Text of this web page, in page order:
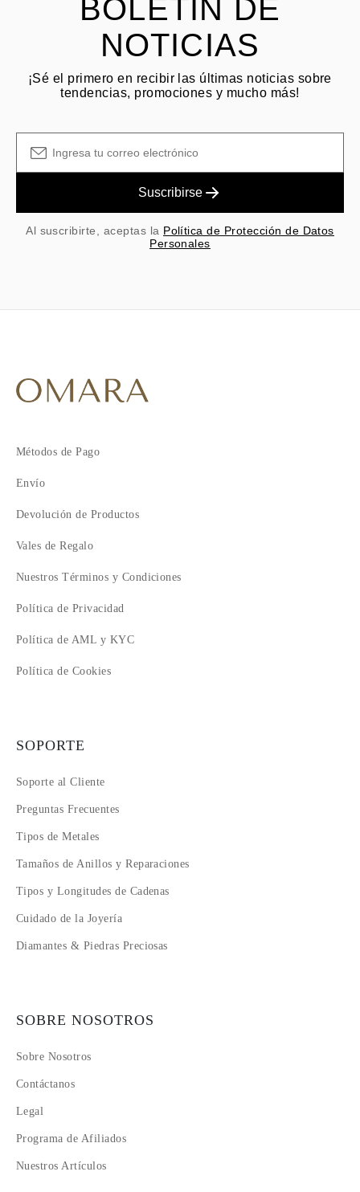
BOLETÍN DE
NOTICIAS
¡Sé el primero en recibir las últimas noticias sobre
tendencias, promociones y mucho más!
Suscribirse
Al suscribirte, aceptas la Política de Protección de Datos
Personales
Métodos de Pago
Envío
Devolución de Productos
Vales de Regalo
Nuestros Términos y Condiciones
Política de Privacidad
Política de AML y KYC
Política de Cookies
SOPORTE
Soporte al Cliente
Preguntas Frecuentes
Tipos de Metales
Tamaños de Anillos y Reparaciones
Tipos y Longitudes de Cadenas
Cuidado de la Joyería
Diamantes & Piedras Preciosas
SOBRE NOSOTROS
Sobre Nosotros
Contáctanos
Legal
Programa de Afiliados
Nuestros Artículos